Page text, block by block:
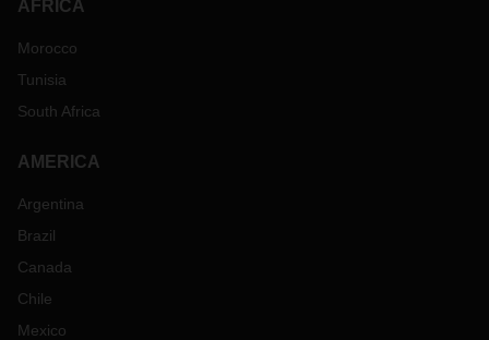
AFRICA
Morocco
Tunisia
South Africa
AMERICA
Argentina
Brazil
Canada
Chile
Mexico